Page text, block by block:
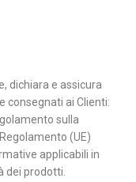
dichiara e assicura
consegnati ai Clienti:
sulla
(UE)
applicabili in
dei prodotti.